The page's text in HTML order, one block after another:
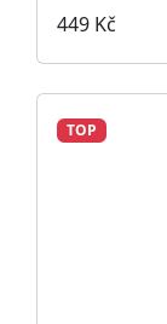
449 Kč
TOP